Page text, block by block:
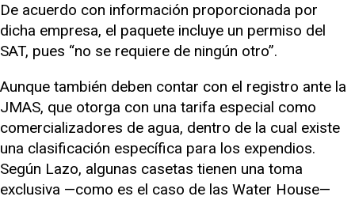
De acuerdo con información proporcionada por
dicha empresa, el paquete incluye un permiso del
SAT, pues “no se requiere de ningún otro”.
Aunque también deben contar con el registro ante la
JMAS, que otorga con una tarifa especial como
comercializadores de agua, dentro de la cual existe
una clasificación específica para los expendios.
Según Lazo, algunas casetas tienen una toma
exclusiva —como es el caso de las Water House—